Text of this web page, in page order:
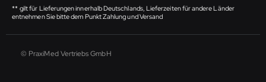
** gilt für Lieferungen innerhalb Deutschlands, Lieferzeiten für andere Länder
entnehmen Sie bitte dem Punkt Zahlung und Versand
© PraxiMed Vertriebs GmbH